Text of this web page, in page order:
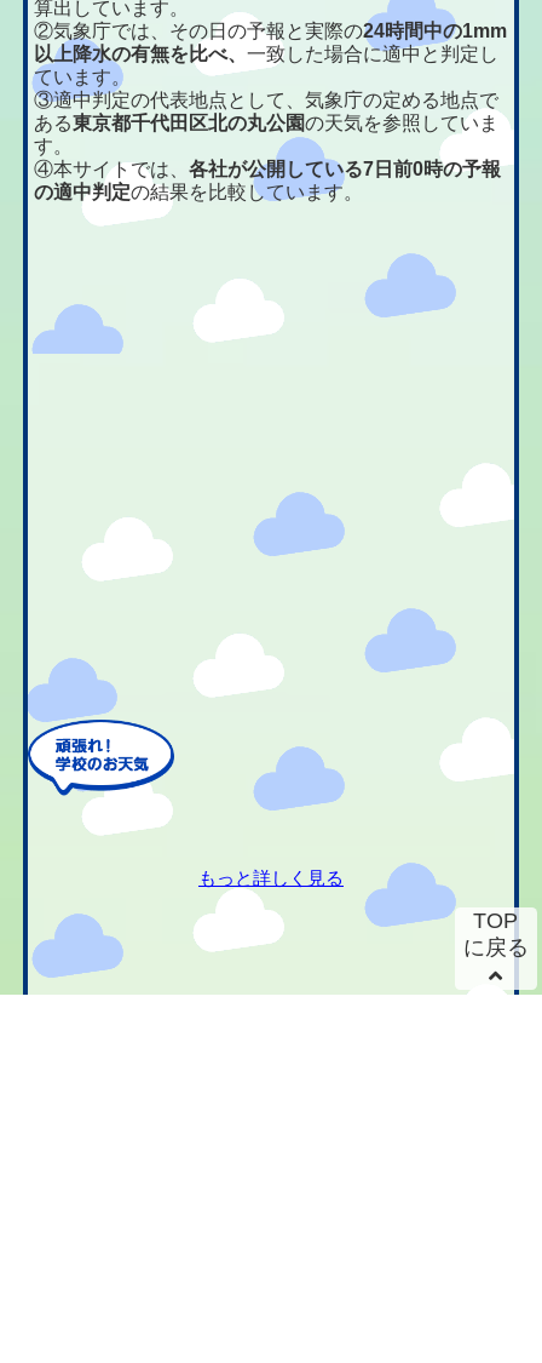
算出しています。
②気象庁では、その日の予報と実際の24時間中の1mm
以上降水の有無を比べ、一致した場合に適中と判定し
ています。
③適中判定の代表地点として、気象庁の定める地点で
ある東京都千代田区北の丸公園の天気を参照していま
す。
④本サイトでは、各社が公開している7日前0時の予報
の適中判定の結果を比較しています。
もっと詳しく見る
TOP
に戻る